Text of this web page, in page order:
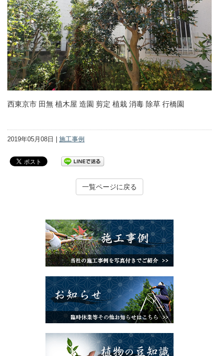
西東京市 田無 植木屋 造園 剪定 植栽 消毒 除草 行橋園
2019年05月08日 | 施工事例
一覧ページに戻る